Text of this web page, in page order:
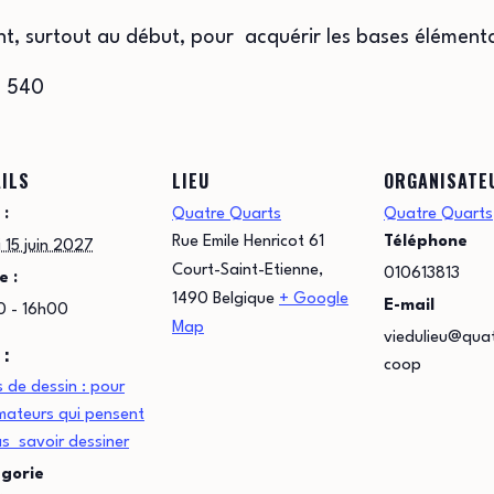
surtout au début, pour acquérir les bases
540
:
15 juin 2027
:
- 16h00
:
de dessin : pour
qui pensent
savoir dessiner
LIEU
Quatre Quarts
Rue Emile Henricot 61
Court-Saint-Etienne,
1490 Belgique + Google
Map
Quatre Quarts
Téléphone
010613813
E-mail
coop